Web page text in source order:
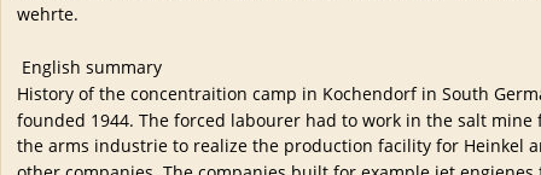
wehrte.
English summary
History of the concentraition camp in Kochendorf in South
founded 1944. The forced labourer had to work in the salt
the arms industrie to realize the production facility for Heinkel